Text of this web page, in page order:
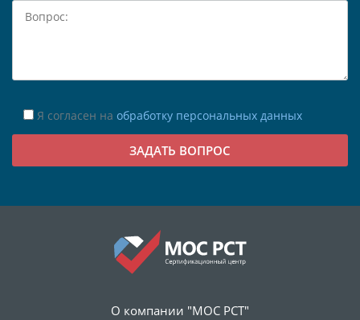
Я согласен на обработку персональных данных
О компании "МОС РСТ"